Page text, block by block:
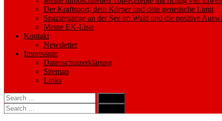
Der Kraftsport, dein Körper und dein genetische Limit
Spaziergänge an der See im Wald und die positive
Meine EK-Liste
Kontakt
Newsletter
Impressum
Datenschutzerklärung
Sitemap
Links
Search
for:
Search
Search
for:
Search